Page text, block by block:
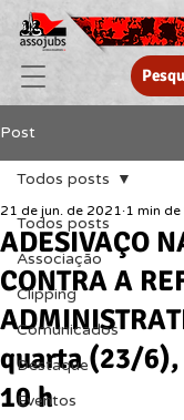
Post
Todos posts
Associação
Clipping
Comunicados
Destaque
Eventos
Todos posts
ADESIVAÇO
CONTRA A
quarta (23/
10 h
21 de jun. de 2021 1 min de